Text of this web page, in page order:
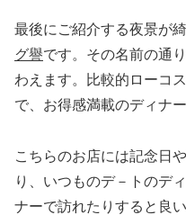
最後にご紹介する夜景が
グ譽です。その名前の通
わえます。比較的ローコ
で、お得感満載のディナ
こちらのお店には記念日
り、いつものデ－トのデ
ナーで訪れたりすると良